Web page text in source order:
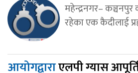
महेन्द्रनगर– कञ्चनपुर
रहेका एक कैदीलाई
आयोगद्वाराएलपी ग्यास